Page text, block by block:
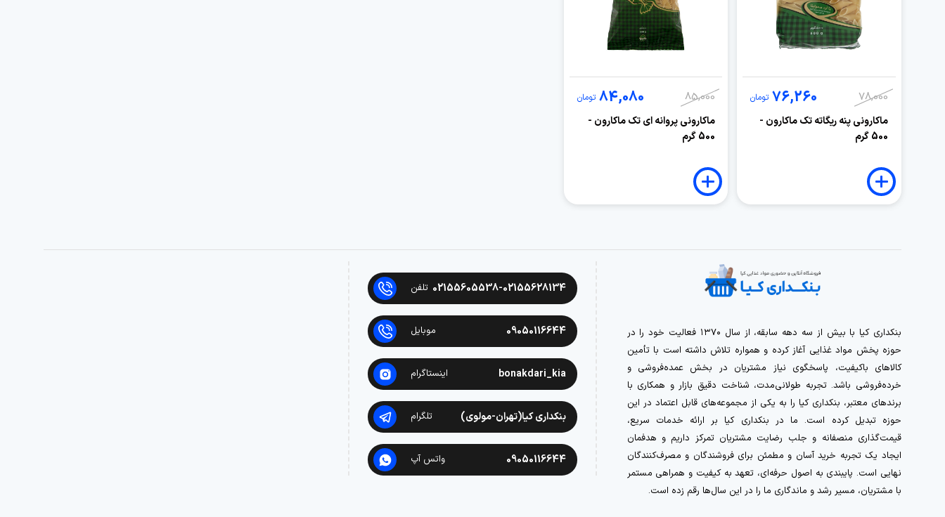
78,000
76,260 تومان
ماکارونی پنه ریگاته تک ماکارون -
500 گرم
85,000
84,080 تومان
ماکارونی پروانه ای تک ماکارون -
500 گرم
بنکداری کیا با بیش از سه دهه سابقه، از سال ۱۳۷۰ فعالیت خود را در
حوزه پخش مواد غذایی آغاز کرده و همواره تلاش داشته است با تأمین
کالاهای باکیفیت، پاسخگوی نیاز مشتریان در بخش عمده‌فروشی و
خرده‌فروشی باشد. تجربه طولانی‌مدت، شناخت دقیق بازار و همکاری با
برندهای معتبر، بنکداری کیا را به یکی از مجموعه‌های قابل اعتماد در این
حوزه تبدیل کرده است. ما در بنکداری کیا بر ارائه خدمات سریع،
قیمت‌گذاری منصفانه و جلب رضایت مشتریان تمرکز داریم و هدفمان
ایجاد یک تجربه خرید آسان و مطمئن برای فروشندگان و مصرف‌کنندگان
نهایی است. پایبندی به اصول حرفه‌ای، تعهد به کیفیت و همراهی مستمر
با مشتریان، مسیر رشد و ماندگاری ما را در این سال‌ها رقم زده است.
02155605538-02155628134 تلفن
09050116644 موبایل
bonakdari_kia اینستاگرام
بنکداری کیا(تهران-مولوی) تلگرام
09050116644 واتس آپ